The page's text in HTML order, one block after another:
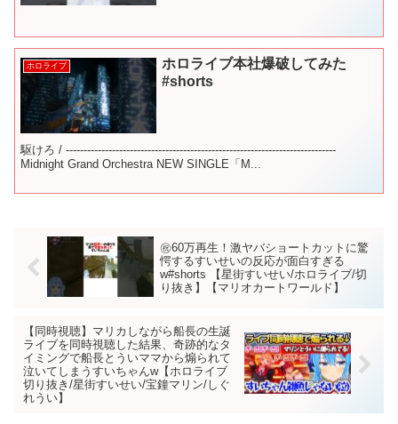
ホロライブ
ホロライブ本社爆破してみた
#shorts
駆けろ / ----------------------------------------------------------------------------
Midnight Grand Orchestra NEW SINGLE「M...
㊗️60万再生！激ヤバショートカットに驚
愕するすいせいの反応が面白すぎる
w#shorts 【星街すいせい/ホロライブ/切
り抜き】【マリオカートワールド】
【同時視聴】マリカしながら船長の生誕
ライブを同時視聴した結果、奇跡的なタ
イミングで船長とういママから煽られて
泣いてしまうすいちゃんw【ホロライブ
切り抜き/星街すいせい/宝鐘マリン/しぐ
れうい】